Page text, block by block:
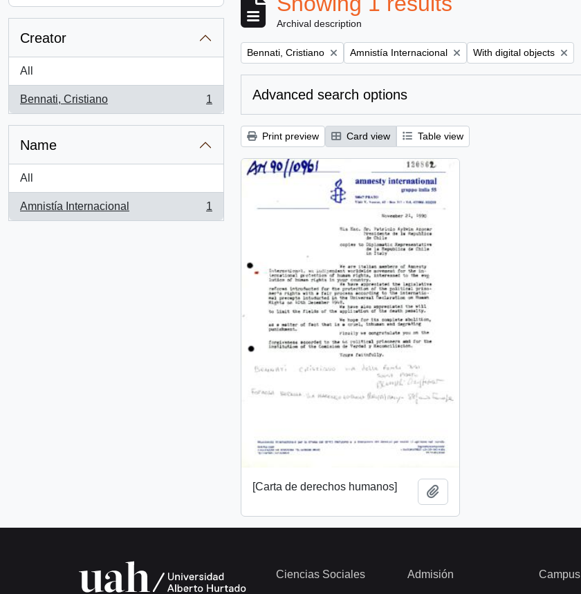
Creator
All
Bennati, Cristiano
, 1 results
1
Name
All
Amnistía Internacional
, 1 results
1
Archival description
Remove filter:
Bennati, Cristiano Remove filter:
Amnistía Internacional Remove filter:
With digital objects
Advanced search options
Print preview Card view Table view
[Carta de derechos humanos]
Ciencias Sociales Admisión Campus